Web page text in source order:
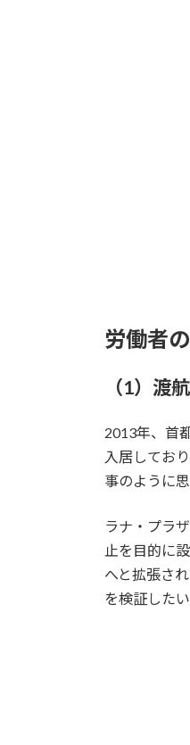
労働者
（1）渡
2013年、首
入居してお
事のように
ラナ・プラ
止を目的に
へと拡張さ
を検証した